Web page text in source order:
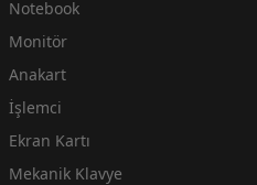
Notebook
Monitör
Anakart
İşlemci
Ekran Kartı
Mekanik Klavye